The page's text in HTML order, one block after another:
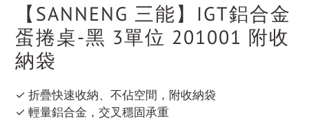
【SANNENG 三能】IGT鋁合金
蛋捲桌-黑 3單位 201001 附收
納袋
✓ 折疊快速收納、不佔空間，附收納袋
✓ 輕量鋁合金，交叉穩固承重